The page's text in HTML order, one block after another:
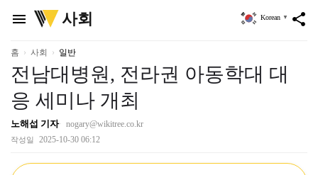
menu
위
키
리
사회 share
Korean ▼
홈 사회 일반
전남대병원, 전라권 아동학대 대
응 세미나 개최
노해섭 기자 nogary@wikitree.co.kr
작성일 2025-10-30 06:12